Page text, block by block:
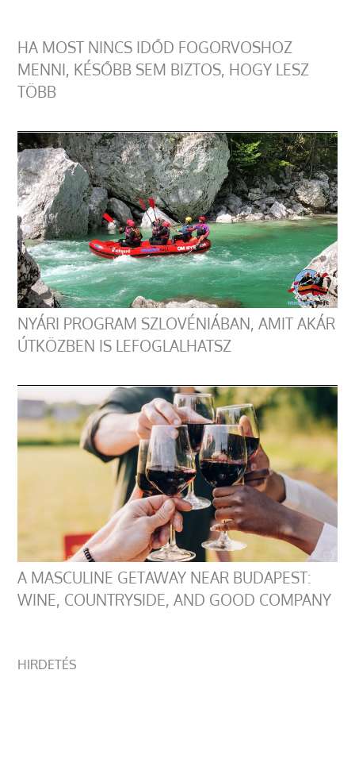
HA MOST NINCS IDŐD FOGORVOSHOZ
MENNI, KÉSŐBB SEM BIZTOS, HOGY LESZ
TÖBB
NYÁRI PROGRAM SZLOVÉNIÁBAN, AMIT AKÁR
ÚTKÖZBEN IS LEFOGLALHATSZ
A MASCULINE GETAWAY NEAR BUDAPEST:
WINE, COUNTRYSIDE, AND GOOD COMPANY
HIRDETÉS